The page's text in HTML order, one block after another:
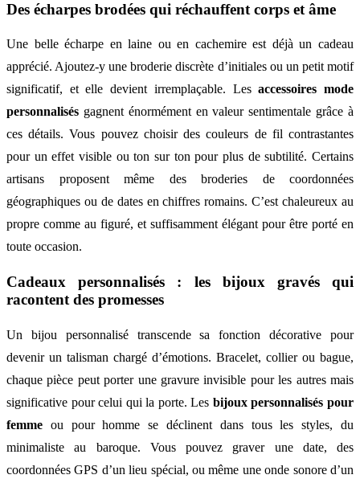
Des écharpes brodées qui réchauffent corps et âme
Une belle écharpe en laine ou en cachemire est déjà un cadeau
apprécié. Ajoutez-y une broderie discrète d’initiales ou un petit motif
significatif, et elle devient irremplaçable. Lesaccessoires mode
personnalisés gagnent énormément en valeur sentimentale grâce à
ces détails. Vous pouvez choisir des couleurs de fil contrastantes
pour un effet visible ou ton sur ton pour plus de subtilité. Certains
artisans proposent même des broderies de coordonnées
géographiques ou de dates en chiffres romains. C’est chaleureux au
propre comme au figuré, et suffisamment élégant pour être porté en
toute occasion.
Cadeaux personnalisés : les bijoux gravés qui
racontent des promesses
Un bijou personnalisé transcende sa fonction décorative pour
devenir un talisman chargé d’émotions. Bracelet, collier ou bague,
chaque pièce peut porter une gravure invisible pour les autres mais
significative pour celui qui la porte. Les bijoux personnalisés pour
femme ou pour homme se déclinent dans tous les styles, du
minimaliste au baroque. Vous pouvez graver une date, des
coordonnées GPS d’un lieu spécial, ou même une onde sonore d’un